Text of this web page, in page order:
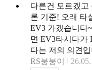
다른건 모르겠고
론 기준! 오래 타
EV3 가겠습니다
면 EV3타시다가
다는 저의 의견
RS붕붕이